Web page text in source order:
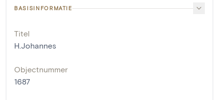
BASISINFORMATIE
Titel
H.Johannes
Objectnummer
1687